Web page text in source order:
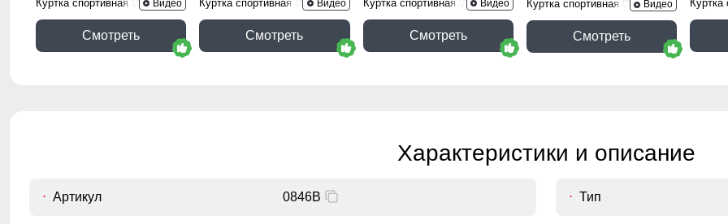
Куртка спортивная 9623_1Kh
Видео
Смотреть
Куртка спортивная 9623_1S
Видео
Смотреть
Куртка спортивная 9625_1Z
Видео
Смотреть
Куртка спортивная 9629_1B
Видео
Смотреть
Куртка
Характеристики и описание
Артикул 0846B Тип